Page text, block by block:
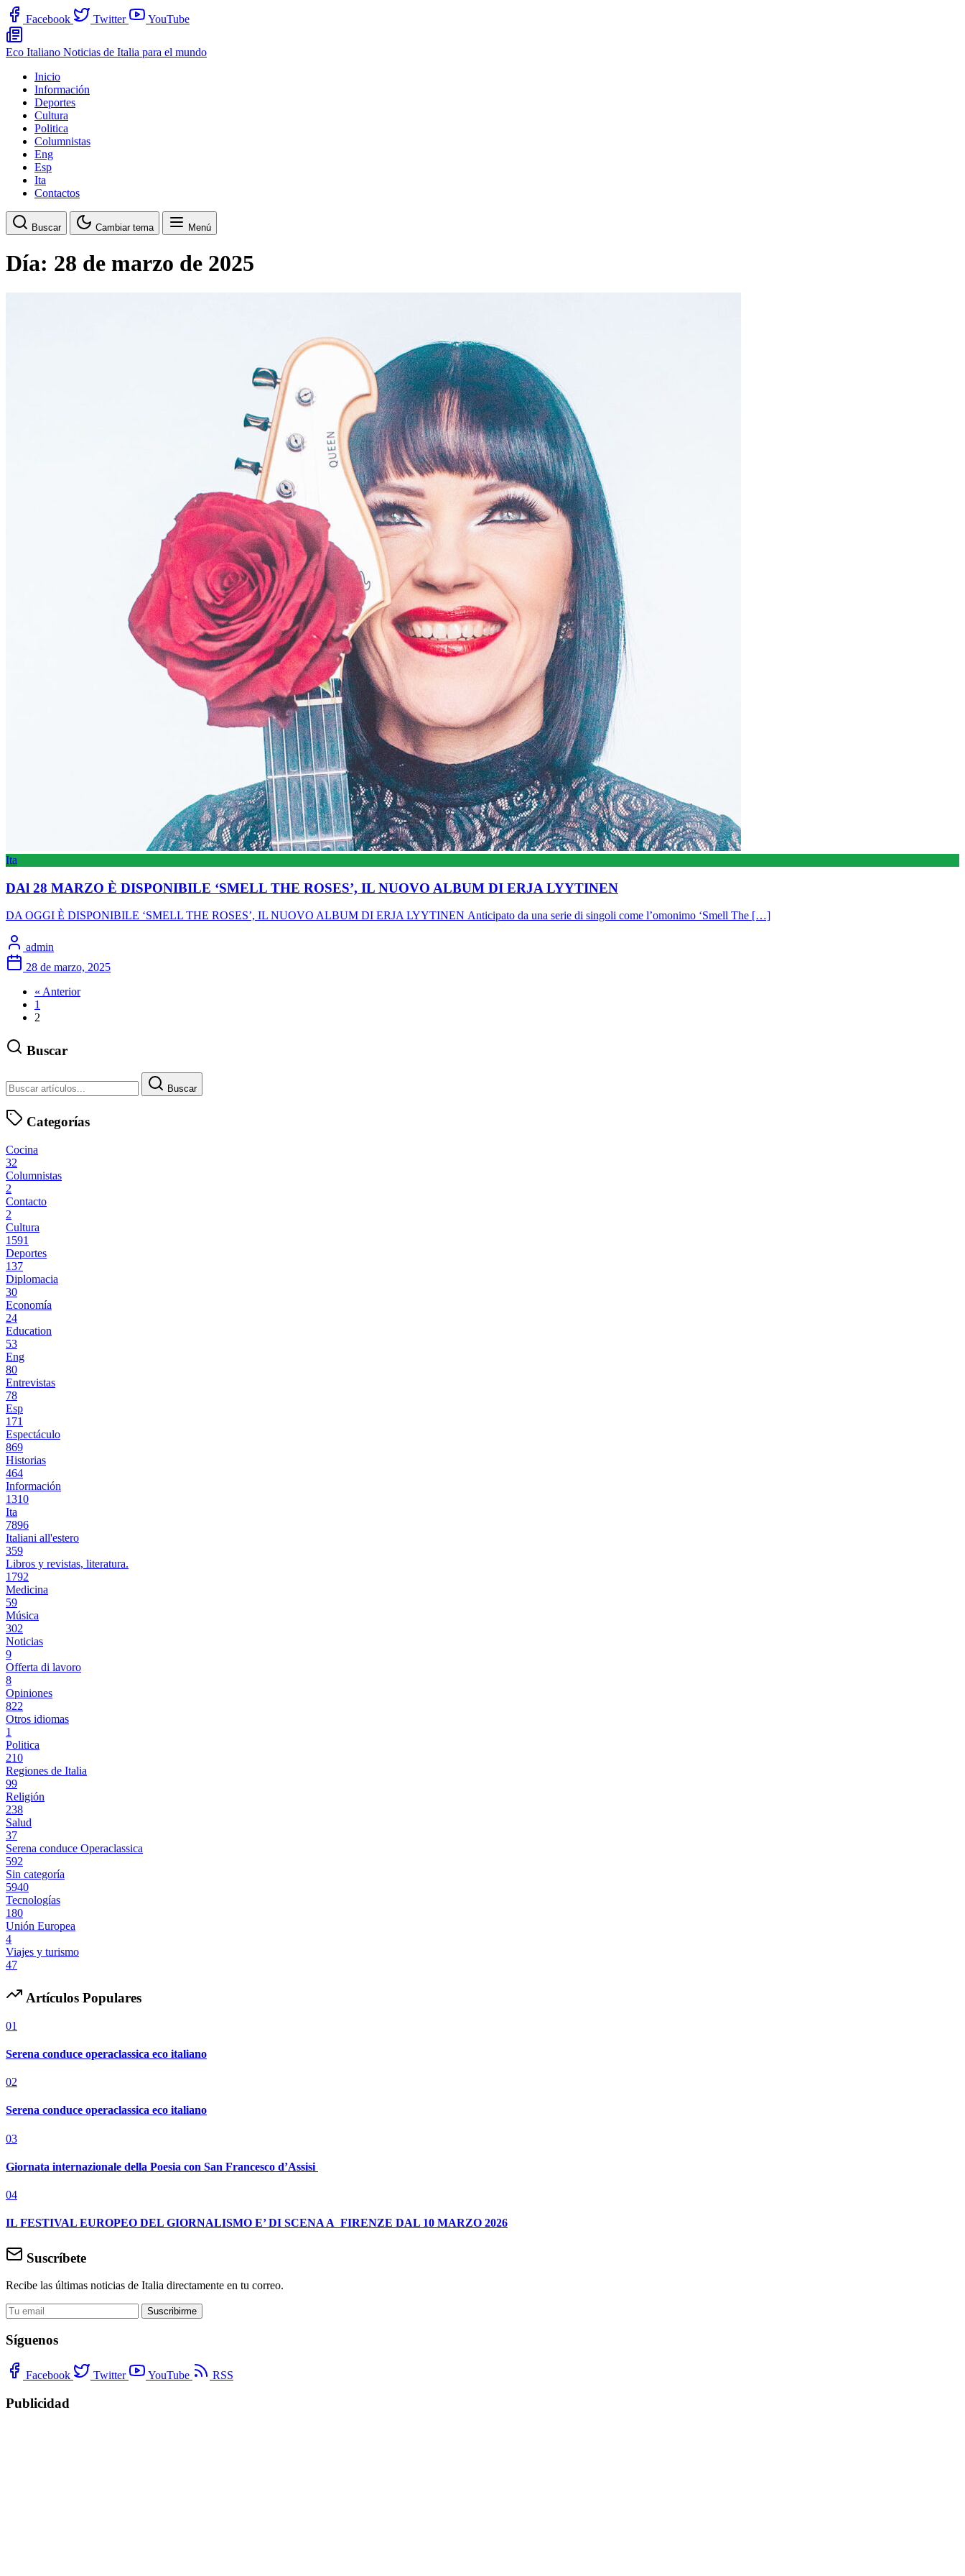
Facebook Twitter YouTube
Eco Italiano Noticias de Italia para el mundo
Inicio
Información
Deportes
Cultura
Politica
Columnistas
Eng
Esp
Ita
Contactos
Buscar Cambiar tema Menú
Día: 28 de marzo de 2025
Ita
DAl 28 MARZO È DISPONIBILE ‘SMELL THE ROSES’, IL NUOVO ALBUM DI ERJA LYYTINEN
DA OGGI È DISPONIBILE ‘SMELL THE ROSES’, IL NUOVO ALBUM DI ERJA LYYTINEN Anticipato da una serie di singoli come l’omonimo ‘Smell The […]
admin
28 de marzo, 2025
« Anterior
1
2
Buscar
Buscar
Categorías
Cocina
32
Columnistas
2
Contacto
2
Cultura
1591
Deportes
137
Diplomacia
30
Economía
24
Education
53
Eng
80
Entrevistas
78
Esp
171
Espectáculo
869
Historias
464
Información
1310
Ita
7896
Italiani all'estero
359
Libros y revistas, literatura.
1792
Medicina
59
Música
302
Noticias
9
Offerta di lavoro
8
Opiniones
822
Otros idiomas
1
Politica
210
Regiones de Italia
99
Religión
238
Salud
37
Serena conduce Operaclassica
592
Sin categoría
5940
Tecnologías
180
Unión Europea
4
Viajes y turismo
47
Artículos Populares
01
Serena conduce operaclassica eco italiano
02
Serena conduce operaclassica eco italiano
03
Giornata internazionale della Poesia con San Francesco d’Assisi
04
IL FESTIVAL EUROPEO DEL GIORNALISMO E’ DI SCENA A FIRENZE DAL 10 MARZO 2026
Suscríbete
Recibe las últimas noticias de Italia directamente en tu correo.
Suscribirme
Síguenos
Facebook Twitter YouTube RSS
Publicidad